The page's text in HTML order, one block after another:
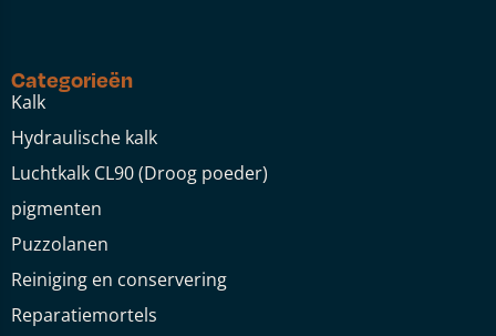
Categorieën
Kalk
Hydraulische kalk
Luchtkalk CL90 (Droog poeder)
pigmenten
Puzzolanen
Reiniging en conservering
Reparatiemortels